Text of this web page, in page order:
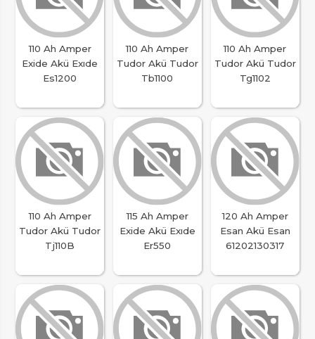
110 Ah Amper
Exide Akü Exıde
Es1200
110 Ah Amper
Tudor Akü Tudor
Tb1100
110 Ah Amper
Tudor Akü Tudor
Tg1102
110 Ah Amper
Tudor Akü Tudor
Tj110B
115 Ah Amper
Exide Akü Exıde
Er550
120 Ah Amper
Esan Akü Esan
61202130317